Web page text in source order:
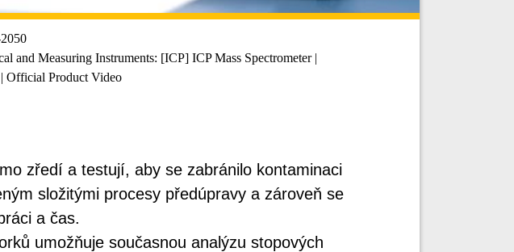
and Measuring Instruments: [ICP] ICP Mass Spectrometer |
Official Product Video
zředí a testují, aby se zabránilo kontaminaci
složitými procesy předúpravy a zároveň se
a čas.
umožňuje současnou analýzu stopových